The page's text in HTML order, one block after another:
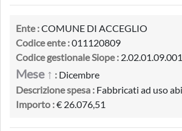
Ente :COMUNE DI ACCEGLIO
Codice ente :011120809
Codice gestionale Siope : 2.02.01.09.001
Mese ↑ : Dicembre
Descrizione spesa : Fabbricati ad uso
Importo :€ 26.076,51